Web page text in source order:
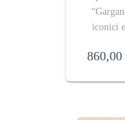
iconici
860,00